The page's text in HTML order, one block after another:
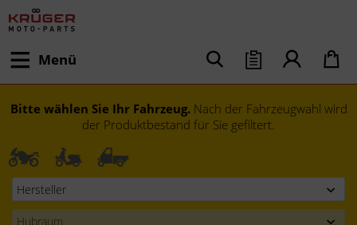
Menü
Bitte wählen Sie Ihr Fahrzeug. Nach der Fahrzeugwahl wird
der Produktbestand für Sie gefiltert.